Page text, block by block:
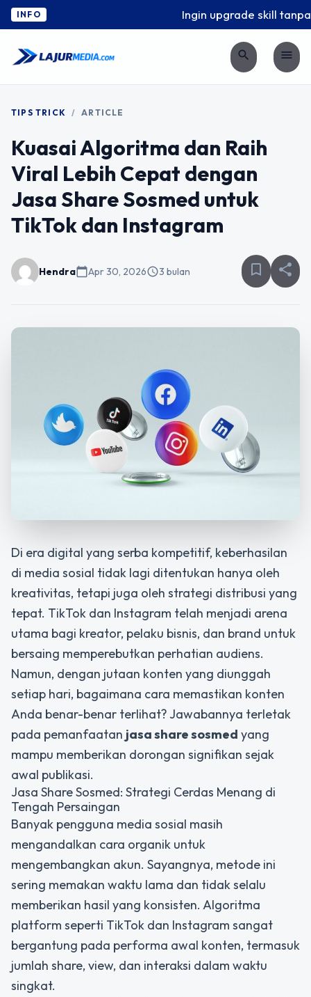
INFO Ingin upgrade skill tanpa
search menu
TIPS TRICK / ARTICLE
Kuasai Algoritma dan Raih
Viral Lebih Cepat dengan
Jasa Share Sosmed untuk
TikTok dan Instagram
Hendracalendar_todayApr 30, 2026schedule3 bulan bookmark_border share
Di era digital yang serba kompetitif, keberhasilan
di media sosial tidak lagi ditentukan hanya oleh
kreativitas, tetapi juga oleh strategi distribusi yang
tepat. TikTok dan Instagram telah menjadi arena
utama bagi kreator, pelaku bisnis, dan brand untuk
bersaing memperebutkan perhatian audiens.
Namun, dengan jutaan konten yang diunggah
setiap hari, bagaimana cara memastikan konten
Anda benar-benar terlihat? Jawabannya terletak
pada pemanfaatan jasa share sosmed yang
mampu memberikan dorongan signifikan sejak
awal publikasi.
Jasa Share Sosmed: Strategi Cerdas Menang di
Tengah Persaingan
Banyak pengguna media sosial masih
mengandalkan cara organik untuk
mengembangkan akun. Sayangnya, metode ini
sering memakan waktu lama dan tidak selalu
memberikan hasil yang konsisten. Algoritma
platform seperti TikTok dan Instagram sangat
bergantung pada performa awal konten, termasuk
jumlah share, view, dan interaksi dalam waktu
singkat.